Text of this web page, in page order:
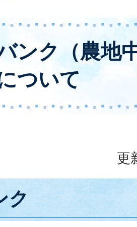
バンク（農地
ついて
更
ク